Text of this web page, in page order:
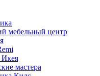
мебельный центр
мастера